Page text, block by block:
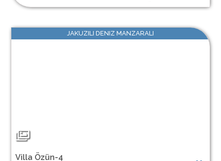
JAKUZILI DENIZ MANZARALI
Villa Özün-4